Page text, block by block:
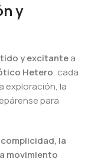
y
y excitantea
Hetero, cada
exploración, la
para
la
movimiento